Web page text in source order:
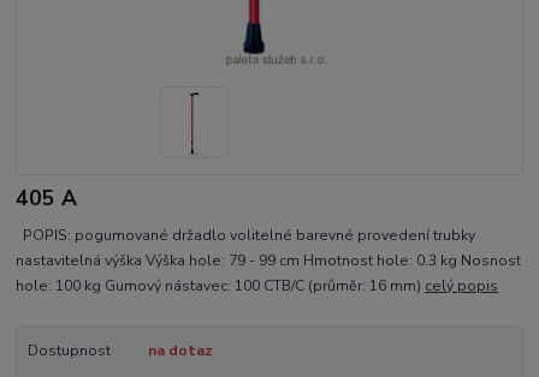
405 A
POPIS: pogumované držadlo volitelné barevné provedení trubky
nastavitelná výška Výška hole: 79 - 99 cm Hmotnost hole: 0.3 kg Nosnost
hole: 100 kg Gumový nástavec: 100 CTB/C (průměr: 16 mm) celý popis
Dostupnost na dotaz